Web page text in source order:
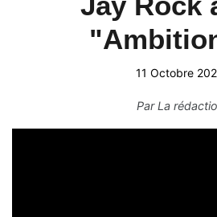
11 Octobre
ParLa